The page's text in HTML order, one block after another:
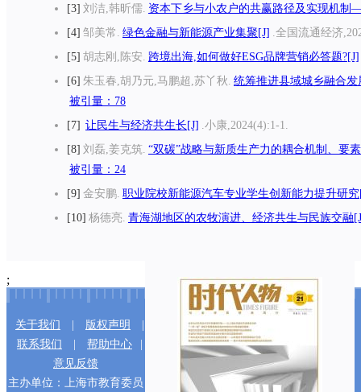
3 刘洁,韩昕儒. 资本下乡与小农户的共赢路径及实现机
4 邹美常. 绿色金融与新能源产业集聚[J] .全国流通经济
5 胡志刚,陈安. 跨境出海,如何做好ESG品牌营销必答题?[J]
6 朱玉春,胡乃元,马鹏超,苏丫秋. 统筹推进县域城乡融合
被引量：78
7
让民生与经济共生长[J] .小康,2024(4):1-1.
8 刘磊,姜克筑. “双碳”战略与新质生产力的耦合机制、要
被引量：24
9 金安鹏. 职业院校新能源汽车专业学生创新能力提升研
10 杨德亮. 青海湖地区的农牧演进、经济共生与民族交融
;
关于我们 版权声明
联系我们
帮助中心
意见反馈
主办单位：上海市教育委员